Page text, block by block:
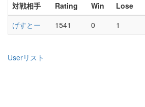
対戦相手 Rating Win Lose
げすとー
1541 0 1
Userリスト